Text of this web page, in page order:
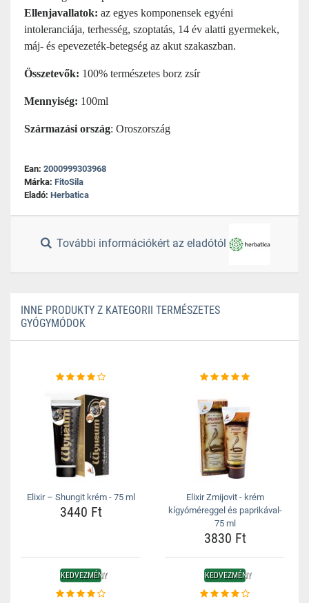
Ellenjavallatok: az egyes komponensek egyéni
intoleranciája, terhesség, szoptatás, 14 év alatti gyermekek,
máj- és epevezeték-betegség az akut szakaszban.
Összetevők: 100% természetes borz zsír
Mennyiség: 100ml
Származási ország: Oroszország
Ean: 2000999303968
Márka: FitoSila
Eladó: Herbatica
További információkért az eladótól
INNE PRODUKTY Z KATEGORII TERMÉSZETES
GYÓGYMÓDOK
Elixir – Shungit krém - 75 ml
3440 Ft
Elixir Zmijovit - krém
kígyóméreggel és paprikával-
75 ml
3830 Ft
KEDVEZMÉNY KEDVEZMÉNY